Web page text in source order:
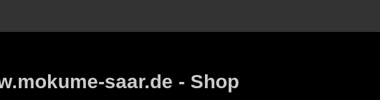
saar.de - Shop